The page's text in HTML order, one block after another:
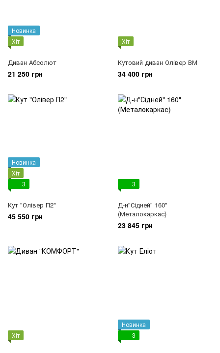
Новинка
Хіт
Диван Абсолют
21 250 грн
Хіт
Кутовий диван Олівер ВМ
34 400 грн
Новинка
Хіт
3
Кут "Олівер П2"
45 550 грн
3
Д-н"Сідней" 160"
(Металокаркас)
23 845 грн
Хіт
Новинка
3